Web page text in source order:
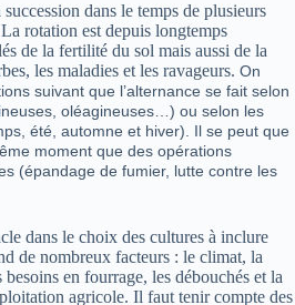
dans le temps de plusieurs
rotation est depuis longtemps
de la fertilité du sol mais aussi de la
les maladies et les ravageurs. On
suivant que l’alternance se fait selon
oléagineuses…) ou selon les
été, automne et hiver). Il se peut que
moment que des opérations
(épandage de fumier, lutte contre les
dans le choix des cultures à inclure
de nombreux facteurs : le climat, la
en fourrage, les débouchés et la
agricole. Il faut tenir compte des